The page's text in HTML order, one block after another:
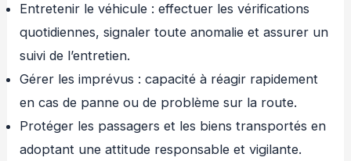
Entretenir le véhicule : effectuer les vérifications
quotidiennes, signaler toute anomalie et assurer un
suivi de l’entretien.
Gérer les imprévus : capacité à réagir rapidement
en cas de panne ou de problème sur la route.
Protéger les passagers et les biens transportés en
adoptant une attitude responsable et vigilante.